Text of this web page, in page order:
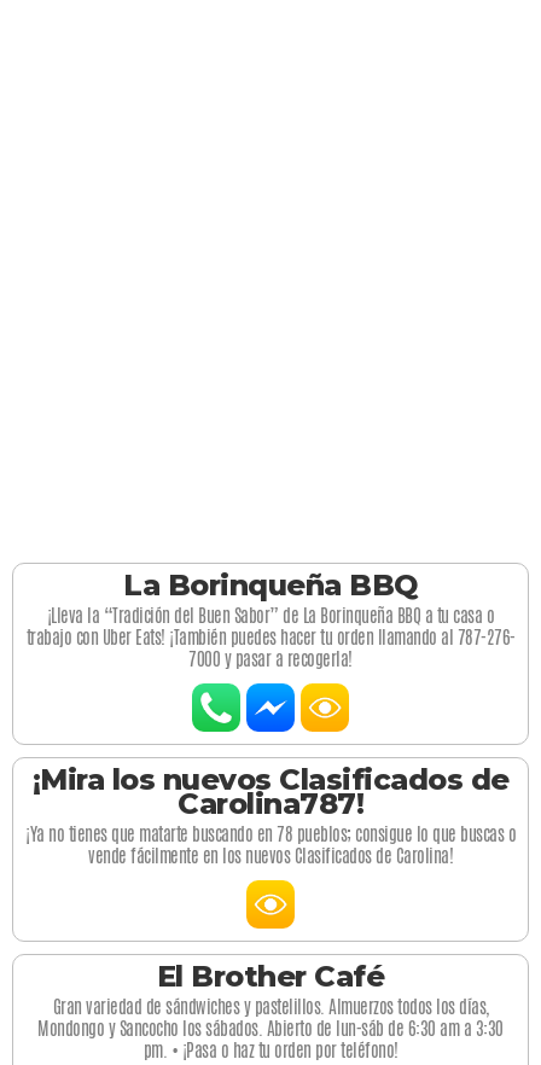
La Borinqueña BBQ
¡Lleva la “Tradición del Buen Sabor” de La Borinqueña BBQ a tu casa o
trabajo con Uber Eats! ¡También puedes hacer tu orden llamando al 787-276-
7000 y pasar a recogerla!
¡Mira los nuevos Clasificados de
Carolina787!
¡Ya no tienes que matarte buscando en 78 pueblos; consigue lo que buscas o
vende fácilmente en los nuevos Clasificados de Carolina!
El Brother Café
Gran variedad de sándwiches y pastelillos. Almuerzos todos los días,
Mondongo y Sancocho los sábados. Abierto de lun-sáb de 6:30 am a 3:30
pm. • ¡Pasa o haz tu orden por teléfono!